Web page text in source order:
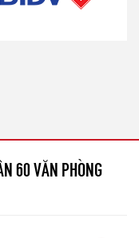
60 VĂN PHÒNG